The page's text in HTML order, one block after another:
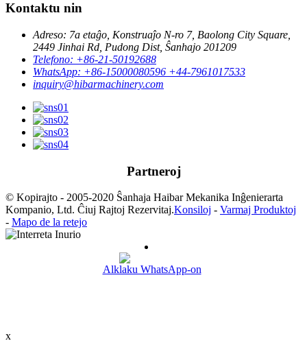
Kontaktu nin
Adreso: 7a etaĝo, Konstruaĵo N-ro 7, Baolong City Square,
2449 Jinhai Rd, Pudong Dist, Ŝanhajo 201209
Telefono: +86-21-50192688
WhatsApp: +86-15000080596 +44-7961017533
inquiry@hibarmachinery.com
Partneroj
© Kopirajto - 2005-2020 Ŝanhaja Haibar Mekanika Inĝenierarta
Kompanio, Ltd. Ĉiuj Rajtoj Rezervitaj.Konsiloj - Varmaj Produktoj
- Mapo de la retejo
Alklaku WhatsApp-on
x